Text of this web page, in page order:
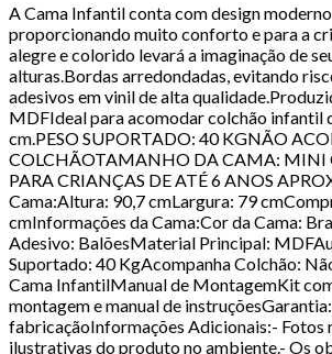
A Cama Infantil conta com design
proporcionando muito conforto e para a
alegre e colorido levará a imaginação de
alturas.Bordas arredondadas, evitando
adesivos em vinil de alta
MDFIdeal para acomodar colchão infantil
cm.PESO SUPORTADO: 40 KGNÃO
COLCHÃOTAMANHO DA CAMA: MINI
PARA CRIANÇAS DE ATÉ 6 ANOS
Cama:Altura: 90,7 cmLargura: 79
cmInformações da Cama:Cor da Cama:
Adesivo: BalõesMaterial Principal:
Suportado: 40 KgAcompanha Colchão:
Cama InfantilManual de MontagemKit
montagem e manual de
fabricaçãoInformações Adicionais:- Fotos
ilustrativas do produto no ambiente.- Os